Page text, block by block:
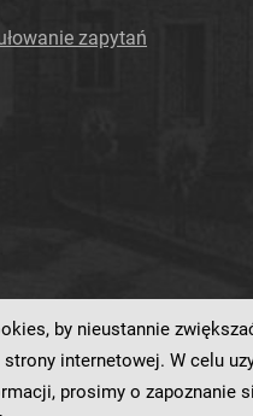
zapytań
by nieustannie
strony internetowej. W celu
prosimy o zapoznanie